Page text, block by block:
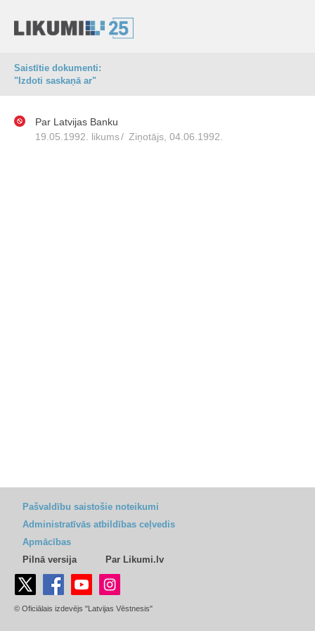
Saistītie dokumenti:
"Izdoti saskaņā ar"
Par Latvijas Banku
19.05.1992. likums/ Ziņotājs, 04.06.1992.
Pašvaldību saistošie noteikumi
Administratīvās atbildības ceļvedis
Apmācības
Pilnā versija
Par Likumi.lv
© Oficiālais izdevējs "Latvijas Vēstnesis"